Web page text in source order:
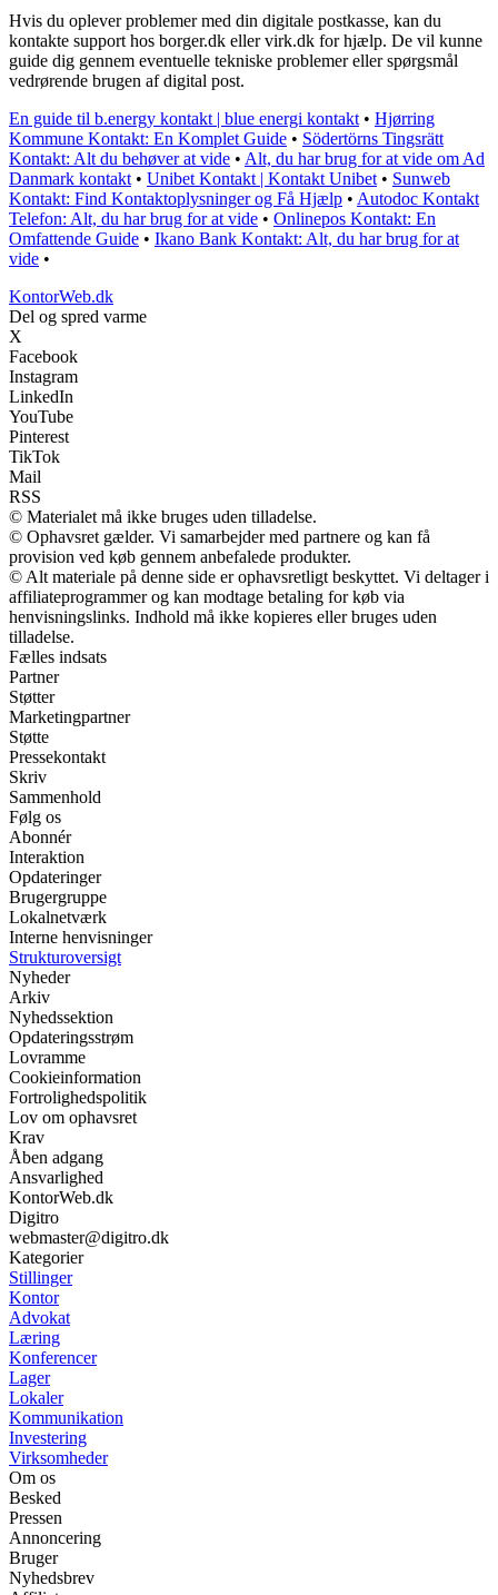
Hvis du oplever problemer med din digitale postkasse, kan du
kontakte support hos borger.dk eller virk.dk for hjælp. De vil kunne
guide dig gennem eventuelle tekniske problemer eller spørgsmål
vedrørende brugen af digital post.
En guide til b.energy kontakt | blue energi kontakt • Hjørring
Kommune Kontakt: En Komplet Guide • Södertörns Tingsrätt
Kontakt: Alt du behøver at vide • Alt, du har brug for at vide om Ad
Danmark kontakt • Unibet Kontakt | Kontakt Unibet • Sunweb
Kontakt: Find Kontaktoplysninger og Få Hjælp • Autodoc Kontakt
Telefon: Alt, du har brug for at vide • Onlinepos Kontakt: En
Omfattende Guide • Ikano Bank Kontakt: Alt, du har brug for at
vide •
KontorWeb.dk
Del og spred varme
X
Facebook
Instagram
LinkedIn
YouTube
Pinterest
TikTok
Mail
RSS
© Materialet må ikke bruges uden tilladelse.
© Ophavsret gælder. Vi samarbejder med partnere og kan få
provision ved køb gennem anbefalede produkter.
© Alt materiale på denne side er ophavsretligt beskyttet. Vi deltager i
affiliateprogrammer og kan modtage betaling for køb via
henvisningslinks. Indhold må ikke kopieres eller bruges uden
tilladelse.
Fælles indsats
Partner
Støtter
Marketingpartner
Støtte
Pressekontakt
Skriv
Sammenhold
Følg os
Abonnér
Interaktion
Opdateringer
Brugergruppe
Lokalnetværk
Interne henvisninger
Strukturoversigt
Nyheder
Arkiv
Nyhedssektion
Opdateringsstrøm
Lovramme
Cookieinformation
Fortrolighedspolitik
Lov om ophavsret
Krav
Åben adgang
Ansvarlighed
KontorWeb.dk
Digitro
webmaster@digitro.dk
Kategorier
Stillinger
Kontor
Advokat
Læring
Konferencer
Lager
Lokaler
Kommunikation
Investering
Virksomheder
Om os
Besked
Pressen
Annoncering
Bruger
Nyhedsbrev